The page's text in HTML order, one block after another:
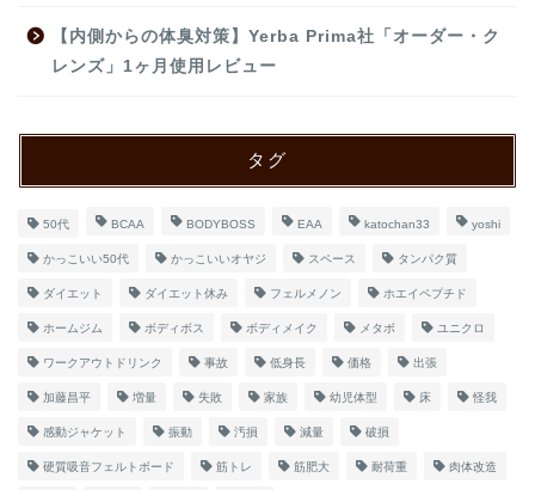
【内側からの体臭対策】Yerba Prima社「オーダー・ク
レンズ」1ヶ月使用レビュー
タグ
50代 BCAA BODYBOSS EAA katochan33 yoshi
かっこいい50代 かっこいいオヤジ スペース タンパク質
ダイエット ダイエット休み フェルメノン ホエイペプチド
ホームジム ボディボス ボディメイク メタボ ユニクロ
ワークアウトドリンク 事故 低身長 価格 出張
加藤昌平 増量 失敗 家族 幼児体型 床 怪我
感動ジャケット 振動 汚損 減量 破損
硬質吸音フェルトボード 筋トレ 筋肥大 耐荷重 肉体改造